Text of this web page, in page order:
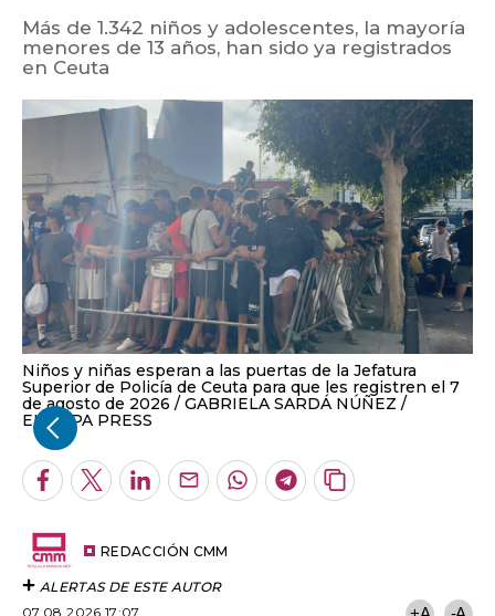
Más de 1.342 niños y adolescentes, la mayoría
menores de 13 años, han sido ya registrados
en Ceuta
Niños y niñas esperan a las puertas de la Jefatura
Superior de Policía de Ceuta para que les registren el 7
de agosto de 2026
GABRIELA SARDÁ NÚÑEZ /
EUROPA PRESS
Facebook
TwitterLinkedInEnviarWhatsapp
Telegram
Copiar
REDACCIÓN CMM
ALERTAS DE ESTE AUTOR
07.08.2026 17:07